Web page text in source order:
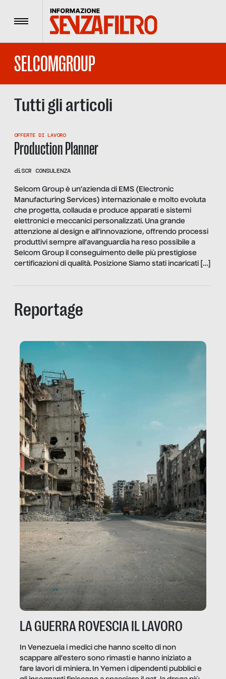
Menu
SELCOMGROUP
Tutti gli articoli
OFFERTE DI LAVORO
Production Planner
diSCR CONSULENZA
Selcom Group è un’azienda di EMS (Electronic
Manufacturing Services) internazionale e molto evoluta
che progetta, collauda e produce apparati e sistemi
elettronici e meccanici personalizzati. Una grande
attenzione al design e all’innovazione, offrendo processi
produttivi sempre all’avanguardia ha reso possibile a
Selcom Group il conseguimento delle più prestigiose
certificazioni di qualità. Posizione Siamo stati incaricati […]
Reportage
LA GUERRA ROVESCIA IL LAVORO
In Venezuela i medici che hanno scelto di non
scappare all’estero sono rimasti e hanno iniziato a
fare lavori di miniera. In Yemen i dipendenti pubblici e